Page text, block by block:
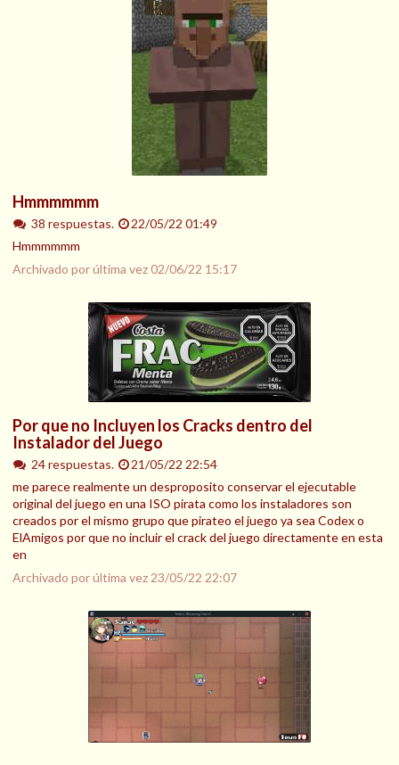
Hmmmmmm
38 respuestas.
22/05/22 01:49
Hmmmmmm
Archivado por última vez02/06/22 15:17
Por que no Incluyen los Cracks dentro del
Instalador del Juego
24 respuestas.
21/05/22 22:54
me parece realmente un desproposito conservar el ejecutable
original del juego en una ISO pirata como los instaladores son
creados por el mismo grupo que pirateo el juego ya sea Codex o
ElAmigos por que no incluir el crack del juego directamente en esta
en
Archivado por última vez23/05/22 22:07